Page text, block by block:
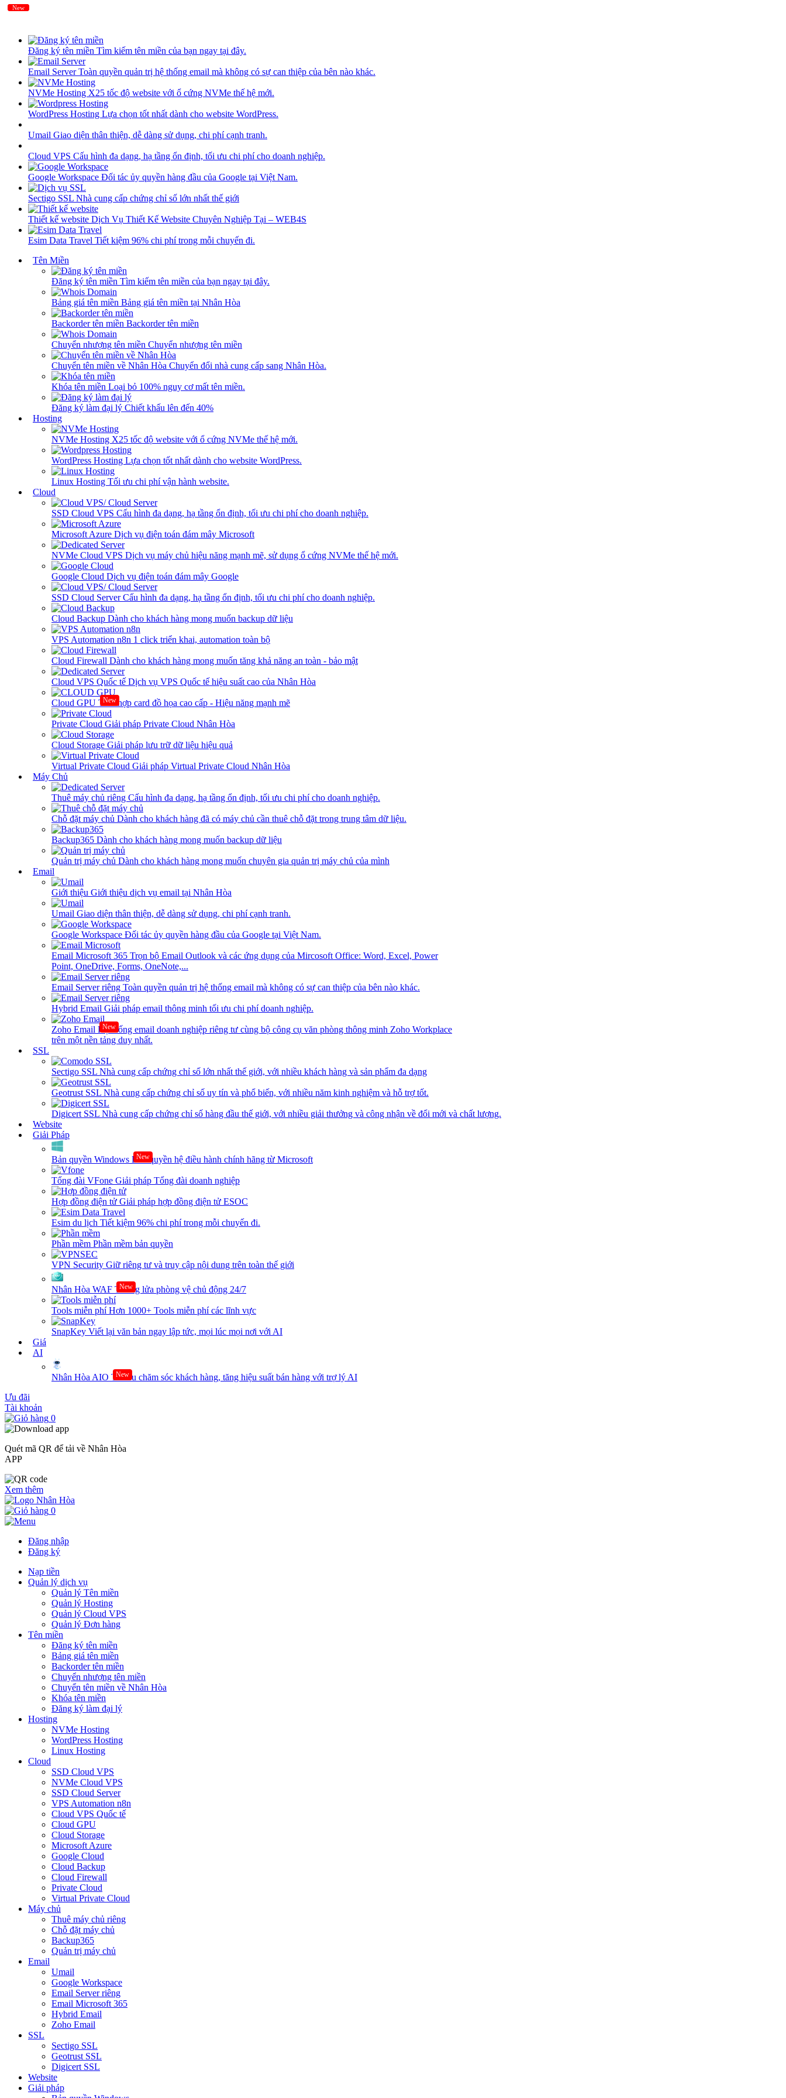
Đăng ký tên miền Tìm kiếm tên miền của bạn ngay tại đây.
Email ServerToàn quyền quản trị hệ thống email mà không có sự can thiệp của bên nào khác.
NVMe Hosting X25 tốc độ website với ổ cứng NVMe thế hệ mới.
WordPress Hosting Lựa chọn tốt nhất dành cho website WordPress.
Umail Giao diện thân thiện, dễ dàng sử dụng, chi phí cạnh tranh.
Cloud VPS Cấu hình đa dạng, hạ tầng ổn định, tối ưu chi phí cho doanh nghiệp.
Google Workspace Đối tác ủy quyền hàng đầu của Google tại Việt Nam.
Sectigo SSL Nhà cung cấp chứng chỉ số lớn nhất thế giới
Thiết kế website Dịch Vụ Thiết Kế Website Chuyên Nghiệp Tại – WEB4S
Esim Data Travel Tiết kiệm 96% chi phí trong mỗi chuyến đi.
Tên Miền
Đăng ký tên miền Tìm kiếm tên miền của bạn ngay tại đây.
Bảng giá tên miền Bảng giá tên miền tại Nhân Hòa
Backorder tên miền Backorder tên miền
Chuyển nhượng tên miền Chuyển nhượng tên miền
Chuyển tên miền về Nhân Hòa Chuyển đổi nhà cung cấp sang Nhân Hòa.
Khóa tên miền Loại bỏ 100% nguy cơ mất tên miền.
Đăng ký làm đại lý Chiết khấu lên đến 40%
Hosting
NVMe Hosting X25 tốc độ website với ổ cứng NVMe thế hệ mới.
WordPress Hosting Lựa chọn tốt nhất dành cho website WordPress.
Linux Hosting Tối ưu chi phí vận hành website.
New
Cloud
SSD Cloud VPS Cấu hình đa dạng, hạ tầng ổn định, tối ưu chi phí cho doanh nghiệp.
Microsoft Azure Dịch vụ điện toán đám mây Microsoft
NVMe Cloud VPS Dịch vụ máy chủ hiệu năng mạnh mẽ, sử dụng ổ cứng NVMe thế hệ mới.
Google Cloud Dịch vụ điện toán đám mây Google
SSD Cloud ServerCấu hình đa dạng, hạ tầng ổn định, tối ưu chi phí cho doanh nghiệp.
Cloud Backup Dành cho khách hàng mong muốn backup dữ liệu
VPS Automation n8n 1 click triển khai, automation toàn bộ
Cloud Firewall Dành cho khách hàng mong muốn tăng khả năng an toàn - bảo mật
Cloud VPS Quốc tế Dịch vụ VPS Quốc tế hiệu suất cao của Nhân Hòa
Cloud GPU New
Tích hợp card đồ họa cao cấp - Hiệu năng mạnh mẽ
Private Cloud Giải pháp Private Cloud Nhân Hòa
Cloud Storage Giải pháp lưu trữ dữ liệu hiệu quả
Virtual Private Cloud Giải pháp Virtual Private Cloud Nhân Hòa
Máy Chủ
Thuê máy chủ riêng Cấu hình đa dạng, hạ tầng ổn định, tối ưu chi phí cho doanh nghiệp.
Chỗ đặt máy chủ Dành cho khách hàng đã có máy chủ cần thuê chỗ đặt trong trung tâm dữ liệu.
Backup365 Dành cho khách hàng mong muốn backup dữ liệu
Quản trị máy chủ Dành cho khách hàng mong muốn chuyên gia quản trị máy chủ của mình
New
Email
Giới thiệu Giới thiệu dịch vụ email tại Nhân Hòa
Umail Giao diện thân thiện, dễ dàng sử dụng, chi phí cạnh tranh.
Google Workspace Đối tác ủy quyền hàng đầu của Google tại Việt Nam.
Email Microsoft 365 Trọn bộ Email Outlook và các ứng dụng của Mircosoft Office: Word, Excel, Power
Point, OneDrive, Forms, OneNote,...
Email Server riêng Toàn quyền quản trị hệ thống email mà không có sự can thiệp của bên nào khác.
Hybrid Email Giải pháp email thông minh tối ưu chi phí doanh nghiệp.
Zoho Email New
Hệ thống email doanh nghiệp riêng tư cùng bộ công cụ văn phòng thông minh Zoho Workplace
trên một nền tảng duy nhất.
SSL
Sectigo SSL Nhà cung cấp chứng chỉ số lớn nhất thế giới, với nhiều khách hàng và sản phẩm đa dạng
Geotrust SSL Nhà cung cấp chứng chỉ số uy tín và phổ biến, với nhiều năm kinh nghiệm và hỗ trợ tốt.
Digicert SSL Nhà cung cấp chứng chỉ số hàng đầu thế giới, với nhiều giải thưởng và công nhận về đổi mới và chất lượng.
Website
Giải Pháp
Bản quyền Windows New
Bản quyền hệ điều hành chính hãng từ Microsoft
Tổng đài VFone Giải pháp Tổng đài doanh nghiệp
Hợp đồng điện tử Giải pháp hợp đồng điện tử ESOC
Esim du lịch Tiết kiệm 96% chi phí trong mỗi chuyến đi.
Phần mềm Phần mềm bản quyền
VPN Security Giữ riêng tư và truy cập nội dung trên toàn thế giới
Nhân Hòa WAF New
Tường lửa phòng vệ chủ động 24/7
Tools miễn phíHơn 1000+ Tools miễn phí các lĩnh vực
SnapKey Viết lại văn bản ngay lập tức, mọi lúc mọi nơi với AI
Giá
AI
Nhân Hòa AIO New
Tối ưu chăm sóc khách hàng, tăng hiệu suất bán hàng với trợ lý AI
Ưu đãi
Tài khoản
0
Quét mã QR để tải về Nhân Hòa
APP
Xem thêm
0
Đăng nhập
Đăng ký
Nạp tiền
Quản lý dịch vụ
Quản lý Tên miền
Quản lý Hosting
Quản lý Cloud VPS
Quản lý Đơn hàng
Tên miền
Đăng ký tên miền
Bảng giá tên miền
Backorder tên miền
Chuyển nhượng tên miền
Chuyển tên miền về Nhân Hòa
Khóa tên miền
Đăng ký làm đại lý
Hosting
NVMe Hosting
WordPress Hosting
Linux Hosting
Cloud
SSD Cloud VPS
NVMe Cloud VPS
SSD Cloud Server
VPS Automation n8n
Cloud VPS Quốc tế
Cloud GPU
Cloud Storage
Microsoft Azure
Google Cloud
Cloud Backup
Cloud Firewall
Private Cloud
Virtual Private Cloud
Máy chủ
Thuê máy chủ riêng
Chỗ đặt máy chủ
Backup365
Quản trị máy chủ
Email
Umail
Google Workspace
Email Server riêng
Email Microsoft 365
Hybrid Email
Zoho Email
SSL
Sectigo SSL
Geotrust SSL
Digicert SSL
Website
Giải pháp